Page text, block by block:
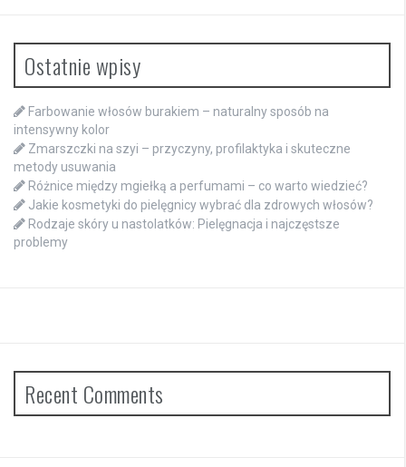
Ostatnie wpisy
Farbowanie włosów burakiem – naturalny sposób na
intensywny kolor
Zmarszczki na szyi – przyczyny, profilaktyka i skuteczne
metody usuwania
Różnice między mgiełką a perfumami – co warto wiedzieć?
Jakie kosmetyki do pielęgnicy wybrać dla zdrowych włosów?
Rodzaje skóry u nastolatków: Pielęgnacja i najczęstsze
problemy
Recent Comments